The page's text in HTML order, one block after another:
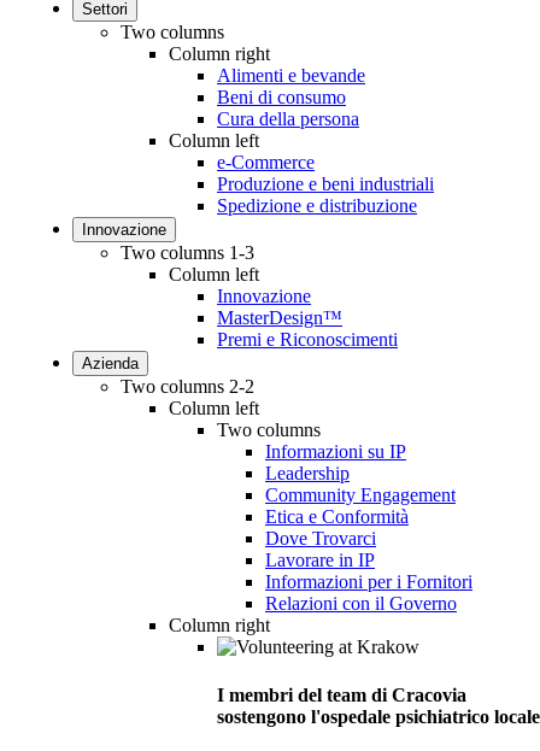
Settori
Two columns
Column right
Alimenti e bevande
Beni di consumo
Cura della persona
Column left
e-Commerce
Produzione e beni industriali
Spedizione e distribuzione
Innovazione
Two columns 1-3
Column left
Innovazione
MasterDesign™
Premi e Riconoscimenti
Azienda
Two columns 2-2
Column left
Two columns
Informazioni su IP
Leadership
Community Engagement
Etica e Conformità
Dove Trovarci
Lavorare in IP
Informazioni per i Fornitori
Relazioni con il Governo
Column right
I membri del team di Cracovia
sostengono l'ospedale psichiatrico locale